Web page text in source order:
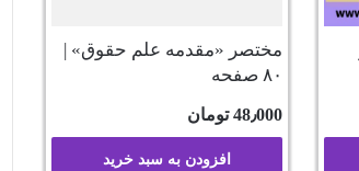
مختصر «مقدمه علم حقوق» |
۸۰ صفحه
48٫000 تومان
افزودن به سبد خرید